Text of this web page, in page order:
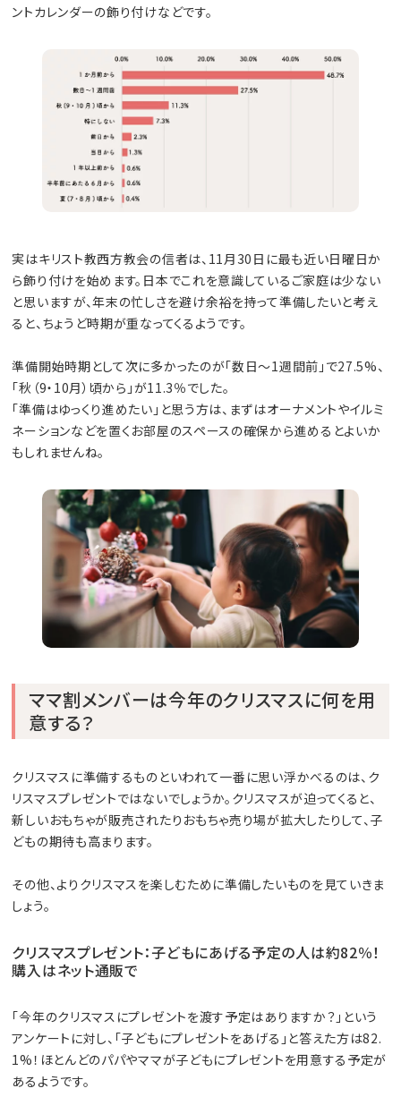
ントカレンダーの飾り付けなどです。
実はキリスト教西方教会の信者は、11月30日に最も近い日曜日か
ら飾り付けを始めます。日本でこれを意識しているご家庭は少ない
と思いますが、年末の忙しさを避け余裕を持って準備したいと考え
ると、ちょうど時期が重なってくるようです。
準備開始時期として次に多かったのが「数日〜1週間前」で27.5%、
「秋（9・10月）頃から」が11.3％でした。
「準備はゆっくり進めたい」と思う方は、まずはオーナメントやイルミ
ネーションなどを置くお部屋のスペースの確保から進めるとよいか
もしれませんね。
ママ割メンバーは今年のクリスマスに何を用
意する？
クリスマスに準備するものといわれて一番に思い浮かべるのは、ク
リスマスプレゼントではないでしょうか。クリスマスが迫ってくると、
新しいおもちゃが販売されたりおもちゃ売り場が拡大したりして、子
どもの期待も高まります。
その他、よりクリスマスを楽しむために準備したいものを見ていきま
しょう。
クリスマスプレゼント：子どもにあげる予定の人は約82％！
購入はネット通販で
「今年のクリスマスにプレゼントを渡す予定はありますか？」という
アンケートに対し、「子どもにプレゼントをあげる」と答えた方は82.
1%！ほとんどのパパやママが子どもにプレゼントを用意する予定が
あるようです。